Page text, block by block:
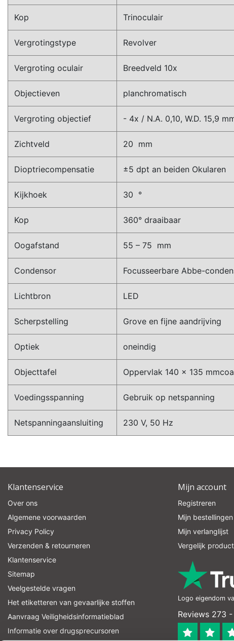
Kop Trinoculair
Vergrotingstype Revolver
Vergroting oculair Breedveld 10x
Objectieven planchromatisch
Vergroting objectief - 4x / N.A. 0,10, W.D. 15,9
Zichtveld 20 mm
Dioptriecompensatie ±5 dpt an beiden Okularen
Kijkhoek 30 °
Kop 360° draaibaar
Oogafstand 55 – 75 mm
Condensor Focusseerbare Abbe-
Lichtbron LED
Scherpstelling Grove en fijne aandrijving
Optiek oneindig
Objecttafel Oppervlak 140 x 135
Voedingsspanning Gebruik op netspanning
Netspanningaansluiting 230 V, 50 Hz
Klantenservice
Over ons
Algemene voorwaarden
Privacy Policy
Verzenden & retourneren
Klantenservice
Sitemap
Veelgestelde vragen
Het etiketteren van gevaarlijke stoffen
Aanvraag Veiligheidsinformatieblad
Informatie over drugsprecursoren
Mijn account
Registreren
Mijn bestellingen
Mijn verlanglijst
Vergelijk
Logo eigendom
Reviews 273